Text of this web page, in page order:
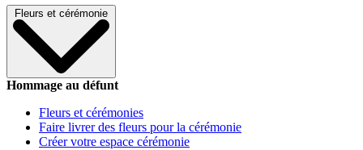
Fleurs et cérémonie
Hommage au défunt
Fleurs et cérémonies
Faire livrer des fleurs pour la cérémonie
Créer votre espace cérémonie